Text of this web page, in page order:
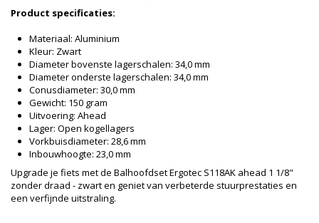
Product specificaties:
Materiaal: Aluminium
Kleur: Zwart
Diameter bovenste lagerschalen: 34,0 mm
Diameter onderste lagerschalen: 34,0 mm
Conusdiameter: 30,0 mm
Gewicht: 150 gram
Uitvoering: Ahead
Lager: Open kogellagers
Vorkbuisdiameter: 28,6 mm
Inbouwhoogte: 23,0 mm
Upgrade je fiets met de Balhoofdset Ergotec S118AK ahead 1 1/8"
zonder draad - zwart en geniet van verbeterde stuurprestaties en
een verfijnde uitstraling.